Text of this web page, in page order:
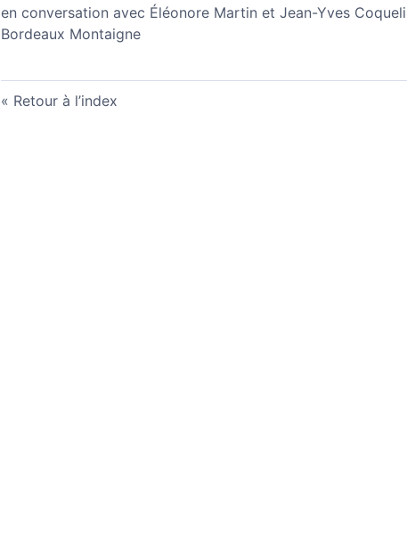
en conversation avec Éléonore Martin et Jean-Yves
Bordeaux Montaigne
Retour à l’index